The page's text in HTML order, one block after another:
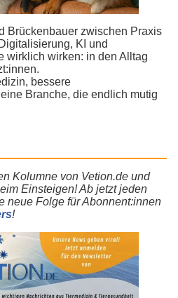
Brückenbauer zwischen Praxis
KI und
wirklich wirken: in den Alltag
bessere
Branche, die endlich mutig
Kolumne von Vetion.de und
Einsteigen! Ab jetzt jeden
neue Folge für Abonnent:innen
!